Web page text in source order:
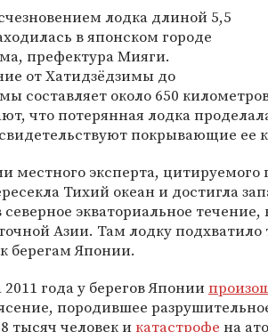
лодка длиной 5,5
в японском городе
префектура Мияги.
от Хатидзёдзимы до
составляет около 650
что потерянная лодка
покрывающие ее
местного эксперта,
Тихий океан и достигла
экваториальное течение,
Азии. Там лодку подхватило
берегам Японии.
2011 года у берегов Японии
породившее
тысяч человек икатастрофе на